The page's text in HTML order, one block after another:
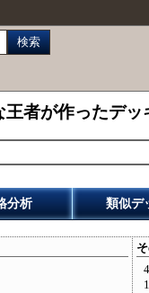
検索
者が作ったデッ
分析 類似デ